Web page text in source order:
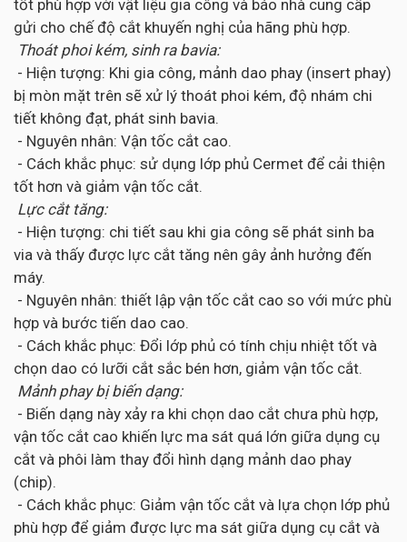
tốt phù hợp với vật liệu gia công và báo nhà cung cấp
gửi cho chế độ cắt khuyến nghị của hãng phù hợp.
Thoát phoi kém, sinh ra bavia:
- Hiện tượng: Khi gia công, mảnh dao phay (insert phay)
bị mòn mặt trên sẽ xử lý thoát phoi kém, độ nhám chi
tiết không đạt, phát sinh bavia.
- Nguyên nhân: Vận tốc cắt cao.
- Cách khắc phục: sử dụng lớp phủ Cermet để cải thiện
tốt hơn và giảm vận tốc cắt.
Lực cắt tăng:
- Hiện tượng: chi tiết sau khi gia công sẽ phát sinh ba
via và thấy được lực cắt tăng nên gây ảnh hưởng đến
máy.
- Nguyên nhân: thiết lập vận tốc cắt cao so với mức phù
hợp và bước tiến dao cao.
- Cách khắc phục: Đổi lớp phủ có tính chịu nhiệt tốt và
chọn dao có lưỡi cắt sắc bén hơn, giảm vận tốc cắt.
Mảnh phay bị biến dạng:
- Biến dạng này xảy ra khi chọn dao cắt chưa phù hợp,
vận tốc cắt cao khiến lực ma sát quá lớn giữa dụng cụ
cắt và phôi làm thay đổi hình dạng mảnh dao phay
(chip).
- Cách khắc phục: Giảm vận tốc cắt và lựa chọn lớp phủ
phù hợp để giảm được lực ma sát giữa dụng cụ cắt và